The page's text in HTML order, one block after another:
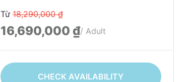
Từ 18,290,000 ₫
16,690,000 ₫/ Adult
CHECK AVAILABILITY